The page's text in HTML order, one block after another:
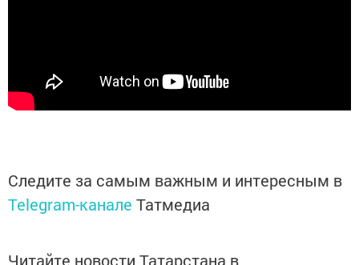
Следите за самым важным и интересным в
Telegram-канале Татмедиа
Читайте новости Татарстана в